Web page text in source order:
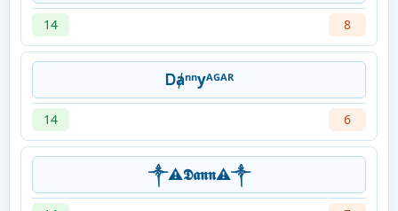
14 8
Ꭰⱥⁿⁿyᴬᴳᴬᴿ
14 6
༒︎⚠︎𝕯𝖆𝖓𝖓⚠︎༒︎